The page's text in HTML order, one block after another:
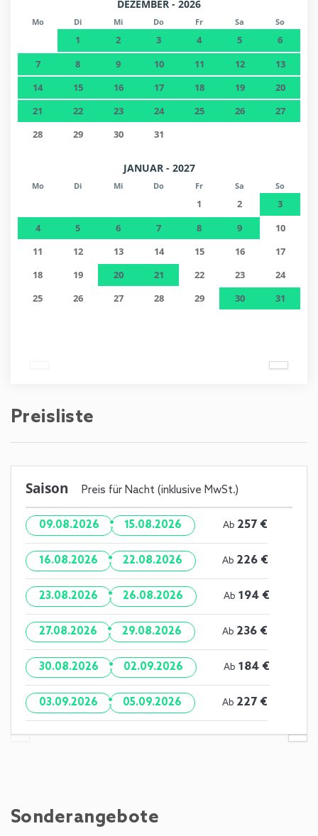
DEZEMBER - 2026
Mo Di Mi Do Fr Sa So
1 2 3 4 5
6
7
8 9 10 11 12
13
14
15 16 17 18 19
20
21
22 23 24 25 26
27
28
29 30 31
JANUAR - 2027
Mo Di Mi Do Fr Sa So
1 2
3
4
5 6 7 8 9
10
11
12 13 14 15 16
17
18
19 20 21 22 23
24
25
26 27 28 29 30 31
Preisliste
Saison Preis für Nacht (inklusive MwSt.)
09.08.2026 · 15.08.2026 Ab 257 €
16.08.2026 · 22.08.2026 Ab 226 €
23.08.2026 · 26.08.2026 Ab 194 €
27.08.2026 · 29.08.2026 Ab 236 €
30.08.2026 · 02.09.2026 Ab 184 €
03.09.2026 · 05.09.2026 Ab 227 €
Sonderangebote